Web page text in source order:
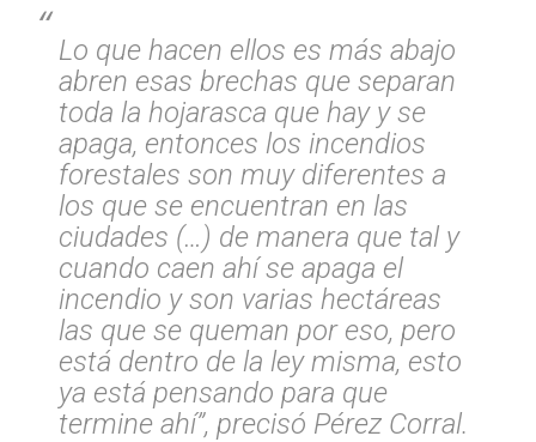
Lo que hacen ellos es más abajo
abren esas brechas que separan
toda la hojarasca que hay y se
apaga, entonces los incendios
forestales son muy diferentes a
los que se encuentran en las
ciudades (…) de manera que tal y
cuando caen ahí se apaga el
incendio y son varias hectáreas
las que se queman por eso, pero
está dentro de la ley misma, esto
ya está pensando para que
termine ahí”, precisó Pérez Corral.